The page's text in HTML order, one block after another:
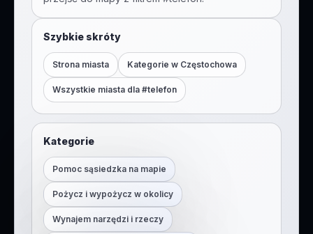
Szybkie skróty
Strona miasta Kategorie w Częstochowa
Wszystkie miasta dla #telefon
Kategorie
Pomoc sąsiedzka na mapie
Pożycz i wypożycz w okolicy
Wynajem narzędzi i rzeczy